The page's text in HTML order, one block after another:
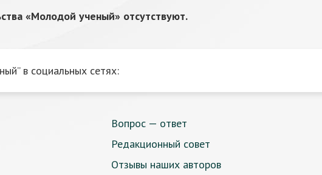
«Молодой ученый» отсутствуют.
в социальных сетях:
Вопрос — ответ
Редакционный совет
Отзывы наших авторов